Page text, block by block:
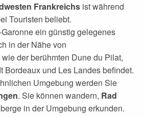
Frankreichs ist während
Touristen beliebt.
ein günstig gelegenes
in der Nähe von
der berühmten Dune du Pilat,
Bordeaux und Les Landes befindet.
Umgebung werden Sie
. Sie können wandern, Rad
in der Umgebung erkunden.